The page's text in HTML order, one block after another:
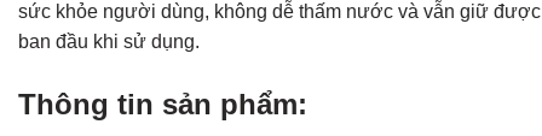
sức khỏe người dùng, không dễ thấm nước và vẫn giữ
ban đầu khi sử dụng.
Thông tin sản phẩm: